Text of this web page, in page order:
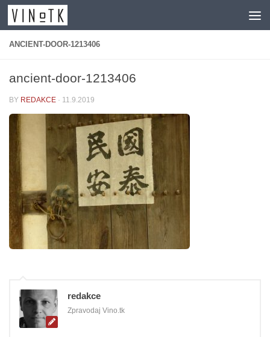
Skip to content
ANCIENT-DOOR-1213406
ancient-door-1213406
BY REDAKCE · 11.9.2019
redakce
Zpravodaj Vino.tk